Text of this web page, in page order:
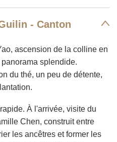
- Canton
ascension de la colline en
splendide.
du thé, un peu de détente,
À l'arrivée, visite du
Chen, construit entre
les ancêtres et former les